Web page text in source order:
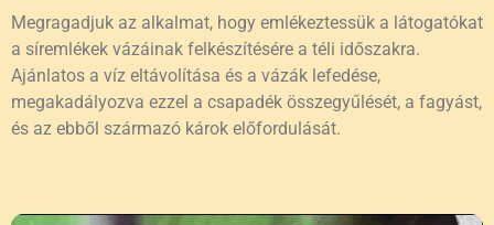
Megragadjuk az alkalmat, hogy emlékeztessük a látogatókat
a síremlékek vázáinak felkészítésére a téli időszakra.
Ajánlatos a víz eltávolítása és a vázák lefedése,
megakadályozva ezzel a csapadék összegyűlését, a fagyást,
és az ebből származó károk előfordulását.